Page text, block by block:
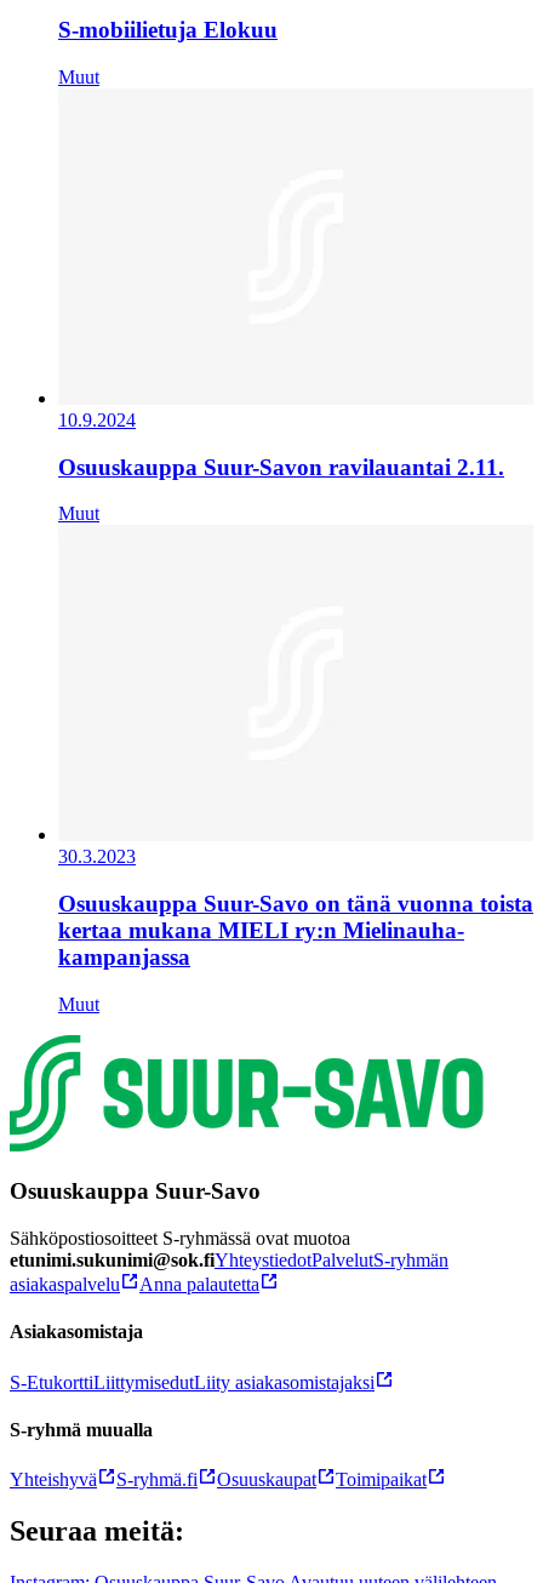
S-mobiilietuja Elokuu
Muut
10.9.2024
Osuuskauppa Suur-Savon ravilauantai 2.11.
Muut
30.3.2023
Osuuskauppa Suur-Savo on tänä vuonna toista
kertaa mukana MIELI ry:n Mielinauha-
kampanjassa
Muut
Osuuskauppa Suur-Savo
Sähköpostiosoitteet S-ryhmässä ovat muotoa
etunimi.sukunimi@sok.fiYhteystiedotPalvelutS-ryhmän
asiakaspalvelu
Anna palautetta
Asiakasomistaja
S-EtukorttiLiittymisedutLiity asiakasomistajaksi
S-ryhmä muualla
Yhteishyvä S-ryhmä.fi Osuuskaupat Toimipaikat
Seuraa meitä: